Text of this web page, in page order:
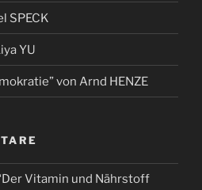
SPECK
YU
von Arnd HENZE
Vitamin und Nährstoff